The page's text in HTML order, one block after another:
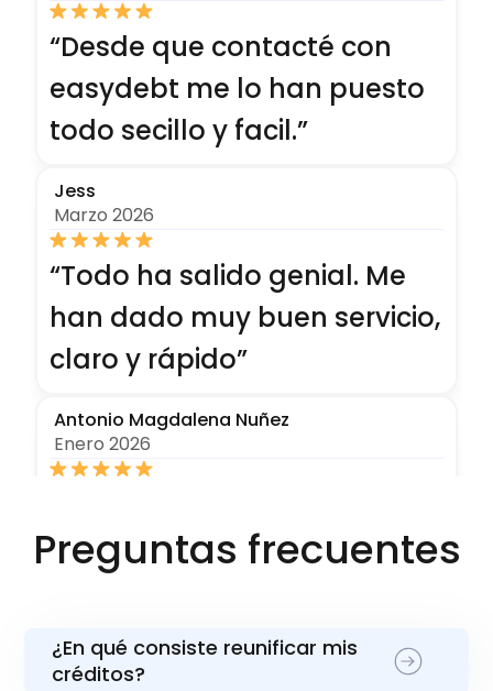
“Desde que contacté con
easydebt me lo han puesto
todo secillo y facil.”
Jess
Marzo 2026
“Todo ha salido genial. Me
han dado muy buen servicio,
claro y rápido”
Antonio Magdalena Nuñez
Enero 2026
rápido, recomiendo sus
Guillermo Lopez
Julio 2025
Preguntas frecuentes
¿En qué consiste reunificar mis
créditos?